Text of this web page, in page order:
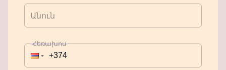
Անուն
Հեռախոս